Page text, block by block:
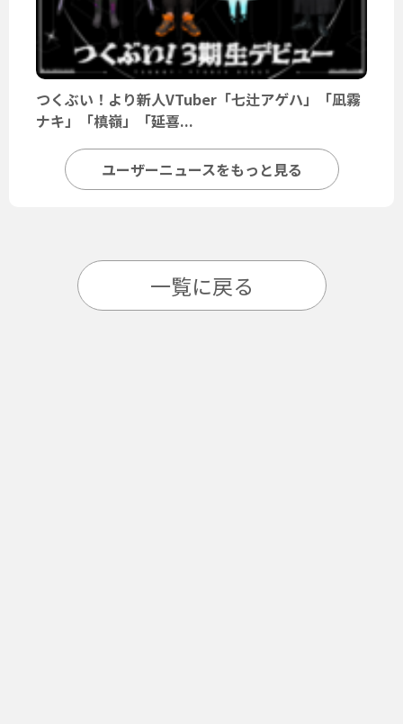
つくぶい！より新人VTuber「七辻アゲハ」「凪霧
ナキ」「槙嶺」「延喜...
ユーザーニュースをもっと見る
一覧に戻る